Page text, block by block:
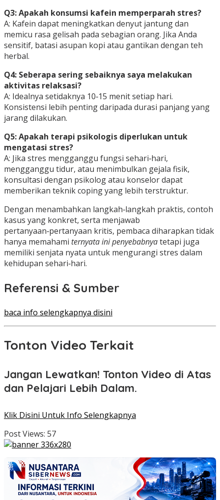
Q3: Apakah konsumsi kafein memperparah stres?
A: Kafein dapat meningkatkan denyut jantung dan
memicu rasa gelisah pada sebagian orang. Jika Anda
sensitif, batasi asupan kopi atau gantikan dengan teh
herbal.
Q4: Seberapa sering sebaiknya saya melakukan
aktivitas relaksasi?
A: Idealnya setidaknya 10‑15 menit setiap hari.
Konsistensi lebih penting daripada durasi panjang yang
jarang dilakukan.
Q5: Apakah terapi psikologis diperlukan untuk
mengatasi stres?
A: Jika stres mengganggu fungsi sehari‑hari,
mengganggu tidur, atau menimbulkan gejala fisik,
konsultasi dengan psikolog atau konselor dapat
memberikan teknik coping yang lebih terstruktur.
Dengan menambahkan langkah‑langkah praktis, contoh
kasus yang konkret, serta menjawab
pertanyaan‑pertanyaan kritis, pembaca diharapkan tidak
hanya memahami ternyata ini penyebabnyatetapi juga
memiliki senjata nyata untuk mengurangi stres dalam
kehidupan sehari‑hari.
Referensi & Sumber
baca info selengkapnya disini
Tonton Video Terkait
Jangan Lewatkan! Tonton Video di Atas
dan Pelajari Lebih Dalam.
Klik Disini Untuk Info Selengkapnya
Post Views: 57